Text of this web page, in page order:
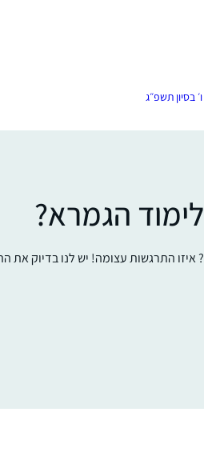
הגמרא?
התרגשות עצומה! יש לנו בדיוק את